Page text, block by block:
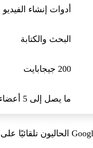
أدوات إنشاء
البحث والكتابة
200 جيجابايت
ما يصل إلى 5 أعضاء